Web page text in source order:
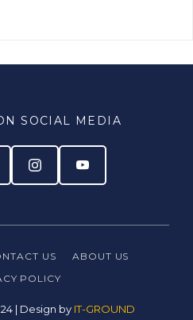
SOCIAL MEDIA
US
ABOUT US
POLICY
| Design byIT-GROUND